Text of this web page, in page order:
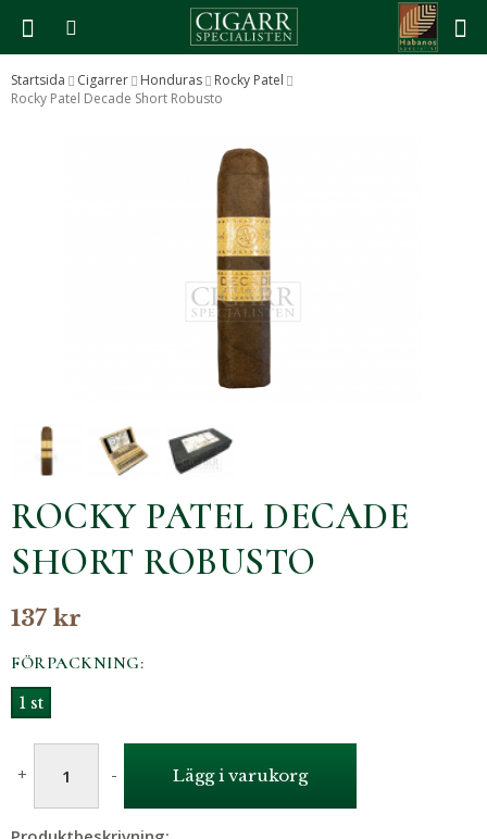
Produkten har blivit tillagd i varukorgen
Startsida Cigarrer Honduras
Rocky Patel
Rocky Patel Decade Short Robusto
ROCKY PATEL DECADE
SHORT ROBUSTO
137 kr
FÖRPACKNING:
1 st
+ - Lägg i varukorg